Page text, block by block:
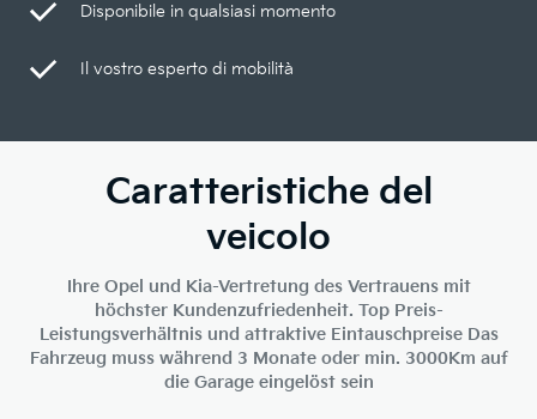
Disponibile in qualsiasi momento
Il vostro esperto di mobilità
Caratteristiche del
veicolo
Ihre Opel und Kia-Vertretung des Vertrauens mit
höchster Kundenzufriedenheit. Top Preis-
Leistungsverhältnis und attraktive Eintauschpreise Das
Fahrzeug muss während 3 Monate oder min. 3000Km auf
die Garage eingelöst sein